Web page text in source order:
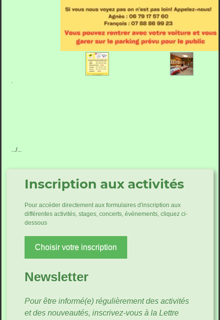
.
.../...
Inscription aux activités
Pour accéder directement aux formulaires d'inscription aux
différentes activités, stages, concerts, événements, cliquez ci-
dessous
Choisir votre inscription
Newsletter
Pour être informé(e) régulièrement des activités
et des nouveautés, inscrivez-vous à la Lettre